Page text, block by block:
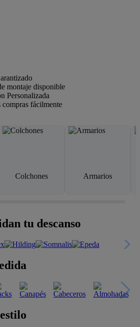
montaje disponible
Personalizada
compras fácilmente
Colchones Armarios
tu descanso